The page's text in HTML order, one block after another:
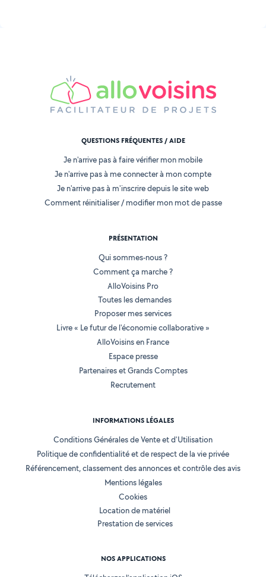
QUESTIONS FRÉQUENTES / AIDE
Je n'arrive pas à faire vérifier mon mobile
Je n'arrive pas à me connecter à mon compte
Je n'arrive pas à m'inscrire depuis le site web
Comment réinitialiser / modifier mon mot de passe
PRÉSENTATION
Qui sommes-nous ?
Comment ça marche ?
AlloVoisins Pro
Toutes les demandes
Proposer mes services
Livre « Le futur de l'économie collaborative »
AlloVoisins en France
Espace presse
Partenaires et Grands Comptes
Recrutement
INFORMATIONS LÉGALES
Conditions Générales de Vente et d'Utilisation
Politique de confidentialité et de respect de la vie privée
Référencement, classement des annonces et contrôle des avis
Mentions légales
Cookies
Location de matériel
Prestation de services
NOS APPLICATIONS